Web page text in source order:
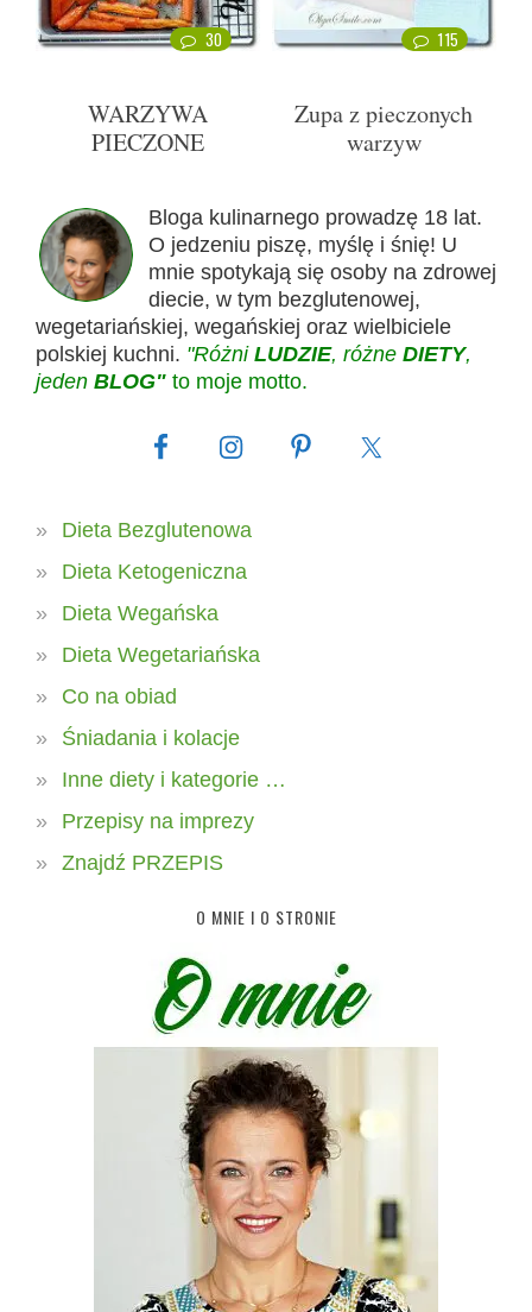
30
WARZYWA
PIECZONE
115
Zupa z pieczonych
warzyw
Bloga kulinarnego prowadzę 18 lat.
O jedzeniu piszę, myślę i śnię! U
mnie spotykają się osoby na zdrowej
diecie, w tym bezglutenowej,
wegetariańskiej, wegańskiej oraz wielbiciele
polskiej kuchni. "Różni LUDZIE, różne DIETY,
jeden BLOG" to moje motto.
Dieta Bezglutenowa
Dieta Ketogeniczna
Dieta Wegańska
Dieta Wegetariańska
Co na obiad
Śniadania i kolacje
Inne diety i kategorie …
Przepisy na imprezy
Znajdź PRZEPIS
O MNIE I O STRONIE